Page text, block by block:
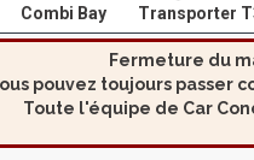
Combi Bay Transporter
Fermeture du
pouvez toujours passer
Toute l'équipe de Car